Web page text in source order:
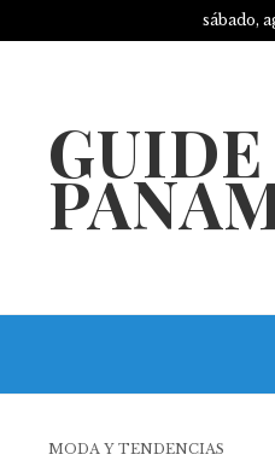
sábado,
MODA Y TENDENCIAS